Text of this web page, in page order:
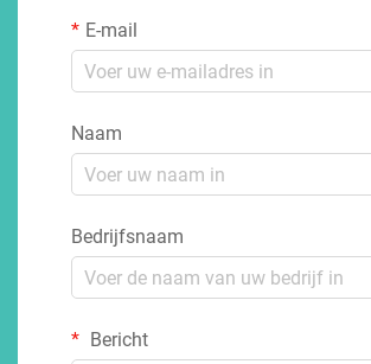
E-mail
Naam
Bedrijfsnaam
Bericht